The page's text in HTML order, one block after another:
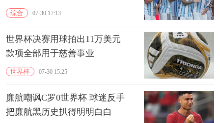
综合 07-30 17:13
世界杯决赛用球拍出11万美元
款项全部用于慈善事业
世界杯 07-30 15:25
廉航嘲讽C罗0世界杯 球迷反手
把廉航黑历史扒得明明白白